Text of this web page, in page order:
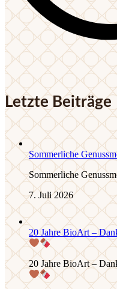
Letzte Beiträge
Sommerliche
Sommerliche
7. Juli 2026
20 Jahre BioArt –
20 Jahre BioArt –